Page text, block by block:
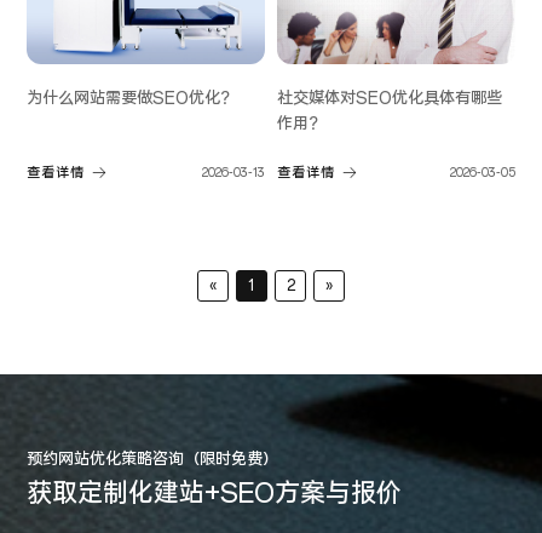
为什么网站需要做SEO优化？
查看详情 2026-03-13
社交媒体对SEO优化具体有哪些
作用？
查看详情 2026-03-05
« 1 2 »
预约网站优化策略咨询（限时免费）
获取定制化建站+SEO方案与报价